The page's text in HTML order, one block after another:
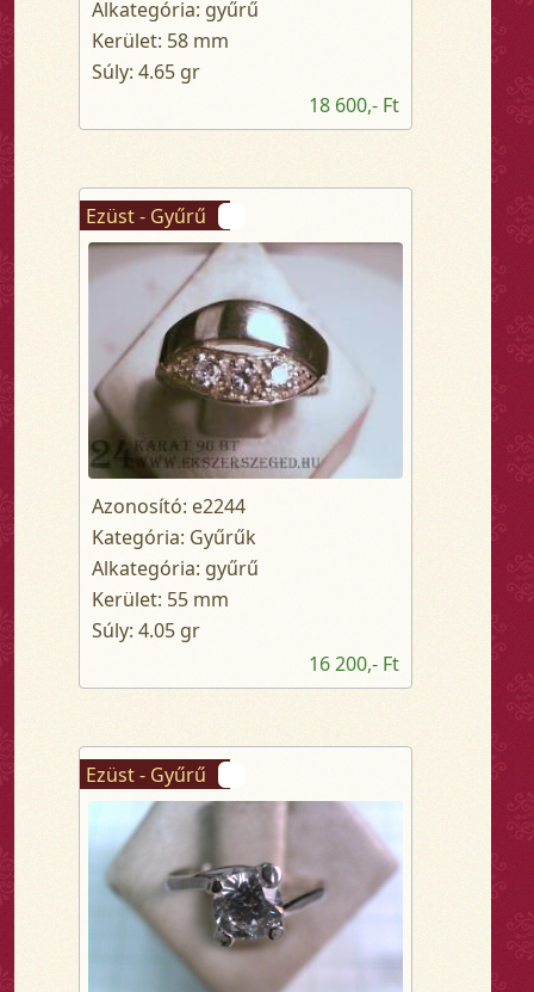
Alkategória: gyűrű
Kerület: 58 mm
Súly: 4.65 gr
18 600,- Ft
Ezüst - Gyűrű
Azonosító: e2244
Kategória: Gyűrűk
Alkategória: gyűrű
Kerület: 55 mm
Súly: 4.05 gr
16 200,- Ft
Ezüst - Gyűrű